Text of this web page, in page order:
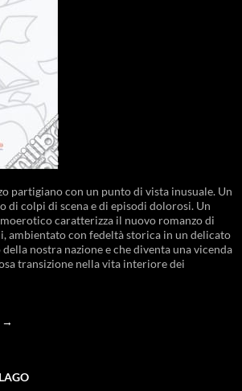
partigiano con un punto di vista inusuale. Un
di colpi di scena e di episodi dolorosi. Un
caratterizza il nuovo romanzo di
ambientato con fedeltà storica in un delicato
nostra nazione e che diventa una vicenda
transizione nella vita interiore dei
→